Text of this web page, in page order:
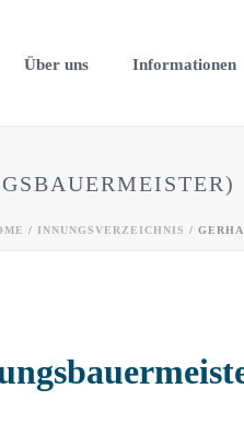
Über uns Informationen
/ INNUNGSVERZEICHNIS /